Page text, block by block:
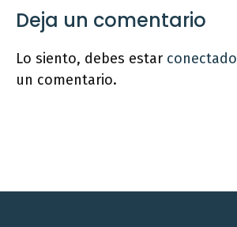
Deja un comentario
Lo siento, debes estar conectado
un comentario.